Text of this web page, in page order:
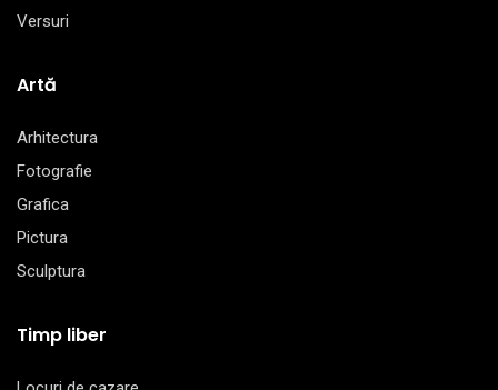
Versuri
Artă
Arhitectura
Fotografie
Grafica
Pictura
Sculptura
Timp liber